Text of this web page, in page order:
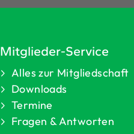
Mitglieder-Service
Alles zur Mitgliedschaft
Downloads
Termine
Fragen & Antworten